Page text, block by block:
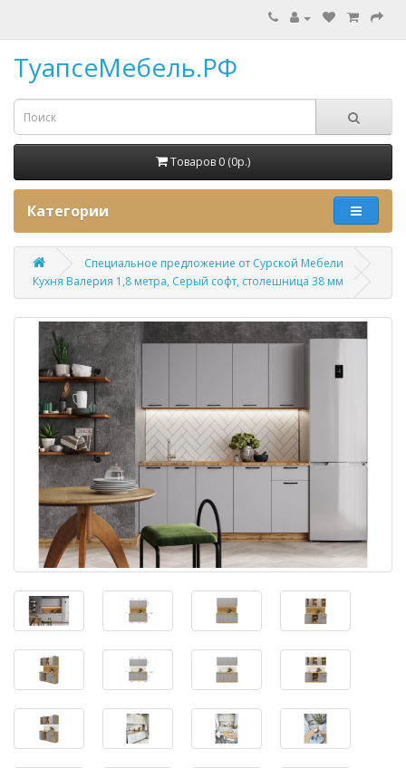
ТуапсеМебель.РФ
Товаров 0 (0p.)
Категории
Специальное предложение от Сурской Мебели
Кухня Валерия 1,8 метра, Серый софт, столешница 38 мм